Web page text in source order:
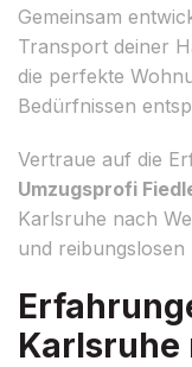
Gemeinsam
Transport deiner
die perfekte
Bedürfnissen
Vertraue auf die
Umzugsprofi
Karlsruhe nach
und reibungslosen
Karlsruhe